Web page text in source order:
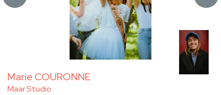
Marie COURONNE
Maar Studio